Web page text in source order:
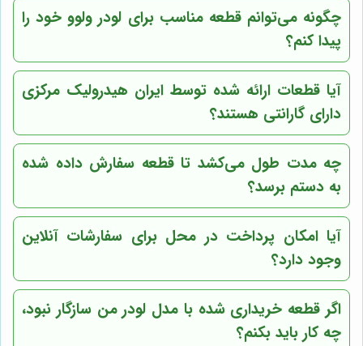
چگونه می‌توانم قطعه مناسب برای لودر ولوو خود را
پیدا کنم؟
آیا قطعات ارائه شده توسط ایران هیدرولیک مرکزی
دارای گارانتی هستند؟
چه مدت طول می‌کشد تا قطعه سفارش داده شده
به دستم برسد؟
آیا امکان پرداخت در محل برای سفارشات آنلاین
وجود دارد؟
اگر قطعه خریداری شده با مدل لودر من سازگار نبود،
چه کار باید بکنم؟